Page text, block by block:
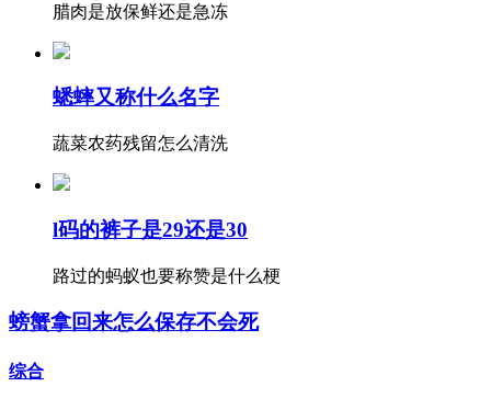
腊肉是放保鲜还是急冻
蟋蟀又称什么名字
蔬菜农药残留怎么清洗
l码的裤子是29还是30
路过的蚂蚁也要称赞是什么梗
螃蟹拿回来怎么保存不会死
综合